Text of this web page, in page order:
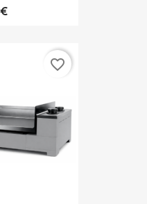
favorite_border